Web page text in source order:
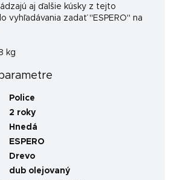
aj ďalšie kúsky z tejto
vyhľadávania zadať "ESPERO" na
kg
Police
2 roky
Hnedá
ESPERO
Drevo
dub olejovaný